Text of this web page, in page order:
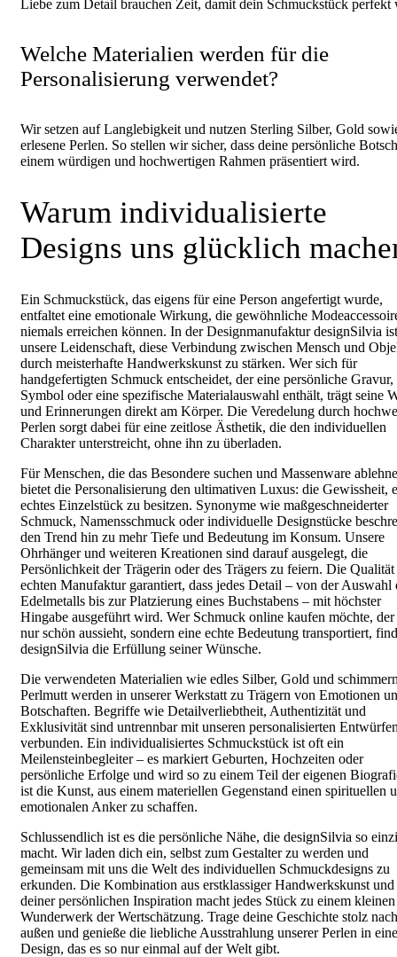
Liebe zum Detail brauchen Zeit, damit dein Schmuckstück perfekt
Welche Materialien werden für die
Personalisierung verwendet?
Wir setzen auf Langlebigkeit und nutzen Sterling Silber, Gold
erlesene Perlen. So stellen wir sicher, dass deine persönliche
einem würdigen und hochwertigen Rahmen präsentiert wird.
Warum individualisierte
Designs uns glücklich
Ein Schmuckstück, das eigens für eine Person angefertigt wurde,
entfaltet eine emotionale Wirkung, die gewöhnliche
niemals erreichen können. In der Designmanufaktur designSilvia
unsere Leidenschaft, diese Verbindung zwischen Mensch und
durch meisterhafte Handwerkskunst zu stärken. Wer sich für
handgefertigten Schmuck entscheidet, der eine persönliche Gravur,
Symbol oder eine spezifische Materialauswahl enthält, trägt seine
und Erinnerungen direkt am Körper. Die Veredelung durch
Perlen sorgt dabei für eine zeitlose Ästhetik, die den individuellen
Charakter unterstreicht, ohne ihn zu überladen.
Für Menschen, die das Besondere suchen und Massenware
bietet die Personalisierung den ultimativen Luxus: die Gewissheit,
echtes Einzelstück zu besitzen. Synonyme wie maßgeschneiderter
Schmuck, Namensschmuck oder individuelle Designstücke
den Trend hin zu mehr Tiefe und Bedeutung im Konsum. Unsere
Ohrhänger und weiteren Kreationen sind darauf ausgelegt, die
Persönlichkeit der Trägerin oder des Trägers zu feiern. Die Qualität
echten Manufaktur garantiert, dass jedes Detail – von der Auswahl
Edelmetalls bis zur Platzierung eines Buchstabens – mit höchster
Hingabe ausgeführt wird. Wer Schmuck online kaufen möchte,
nur schön aussieht, sondern eine echte Bedeutung transportiert,
designSilvia die Erfüllung seiner Wünsche.
Die verwendeten Materialien wie edles Silber, Gold und
Perlmutt werden in unserer Werkstatt zu Trägern von Emotionen
Botschaften. Begriffe wie Detailverliebtheit, Authentizität und
Exklusivität sind untrennbar mit unseren personalisierten
verbunden. Ein individualisiertes Schmuckstück ist oft ein
Meilensteinbegleiter – es markiert Geburten, Hochzeiten oder
persönliche Erfolge und wird so zu einem Teil der eigenen
ist die Kunst, aus einem materiellen Gegenstand einen spirituellen
emotionalen Anker zu schaffen.
Schlussendlich ist es die persönliche Nähe, die designSilvia so
macht. Wir laden dich ein, selbst zum Gestalter zu werden und
gemeinsam mit uns die Welt des individuellen Schmuckdesigns zu
erkunden. Die Kombination aus erstklassiger Handwerkskunst und
deiner persönlichen Inspiration macht jedes Stück zu einem kleinen
Wunderwerk der Wertschätzung. Trage deine Geschichte stolz nach
außen und genieße die liebliche Ausstrahlung unserer Perlen in
Design, das es so nur einmal auf der Welt gibt.